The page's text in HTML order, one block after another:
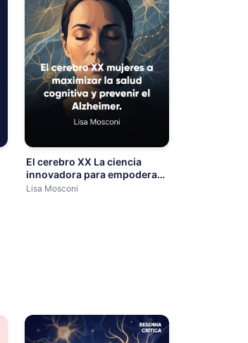
El cerebro XX La ciencia
innovadora para empoderar
a las mujeres a maximizar la
Lisa Mosconi